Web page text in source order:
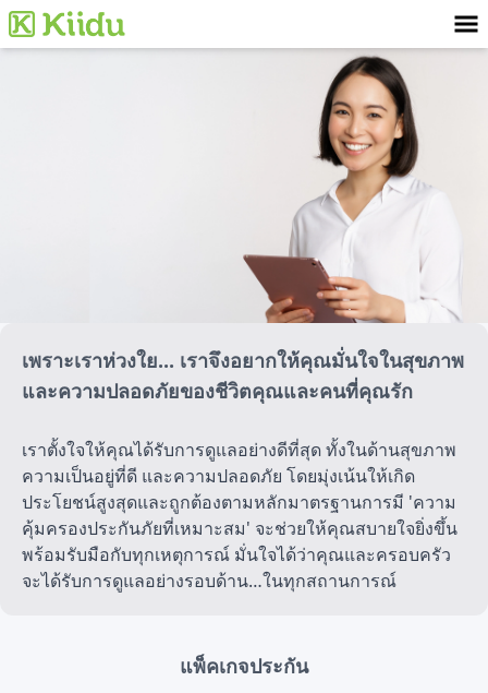
เพราะเราห่วงใย... เราจึงอยากให้คุณมั่นใจในสุขภาพ
และความปลอดภัยของชีวิตคุณและคนที่คุณรัก
เราตั้งใจให้คุณได้รับการดูแลอย่างดีที่สุด ทั้งในด้านสุขภาพ
ความเป็นอยู่ที่ดี และความปลอดภัย โดยมุ่งเน้นให้เกิด
ประโยชน์สูงสุดและถูกต้องตามหลักมาตรฐานการมี 'ความ
คุ้มครองประกันภัยที่เหมาะสม' จะช่วยให้คุณสบายใจยิ่งขึ้น
พร้อมรับมือกับทุกเหตุการณ์ มั่นใจได้ว่าคุณและครอบครัว
จะได้รับการดูแลอย่างรอบด้าน…ในทุกสถานการณ์
แพ็คเกจประกัน